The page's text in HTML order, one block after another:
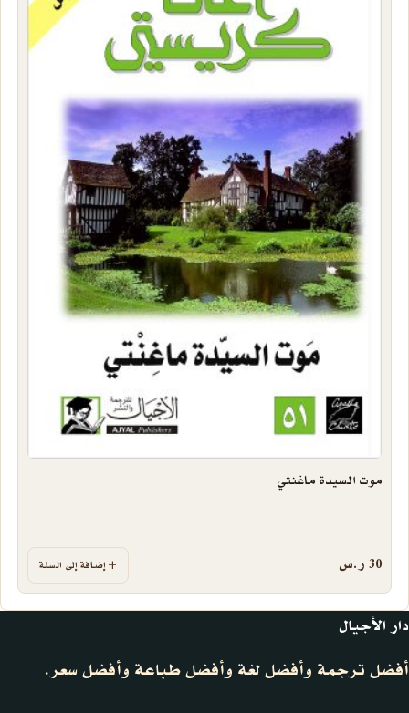
موت السيدة ماغنتي
30 ر.س إضافة إلى السلة
دار الأجيال
أفضل ترجمة وأفضل لغة وأفضل طباعة وأفضل سعر.